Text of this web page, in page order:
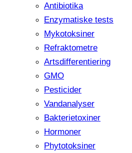
Antibiotika
Enzymatiske tests
Mykotoksiner
Refraktometre
Artsdifferentiering
GMO
Pesticider
Vandanalyser
Bakterietoxiner
Hormoner
Phytotoksiner